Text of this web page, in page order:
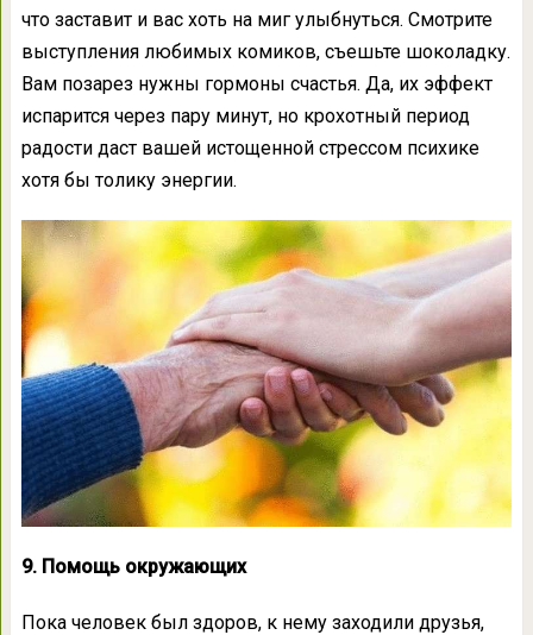
что заставит и вас хоть на миг улыбнуться. Смотрите
выступления любимых комиков, съешьте шоколадку.
Вам позарез нужны гормоны счастья. Да, их эффект
испарится через пару минут, но крохотный период
радости даст вашей истощенной стрессом психике
хотя бы толику энергии.
9. Помощь окружающих
Пока человек был здоров, к нему заходили друзья,